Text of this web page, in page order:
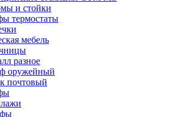
и стойки
термостаты
мебель
разное
оружейный
почтовый